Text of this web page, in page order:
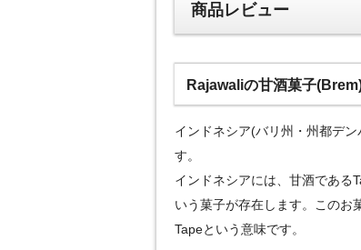
商品レビュー
Rajawaliの甘酒菓子
インドネシア(バリ州・州都デ
す。
インドネシアには、甘酒である
いう菓子が存在します。このお
Tapeという意味です。